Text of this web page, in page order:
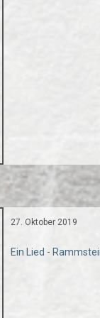
27. Oktober 2019
Ein Lied -